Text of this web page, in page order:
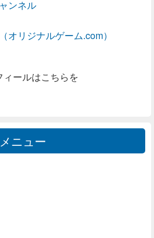
ンネル
オリジナルゲーム.com）
ールはこちらを
メニュー